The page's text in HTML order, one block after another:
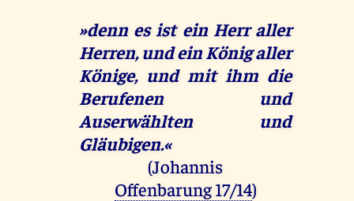
»denn es ist ein Herr aller
Herren, und ein König aller
Könige, und mit ihm die
Berufenen und
Auserwählten und
Gläubigen.«
(Johannis
Offenbarung 17/14)